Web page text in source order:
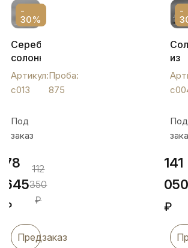
-
30%
Серебряная
солонка
с
ложкой/
перечница,
Артикул:
с013
Проба:
875
Под
заказ
78
645
₽
112
350
₽
Предзаказ
-
из
Под
141
050
₽